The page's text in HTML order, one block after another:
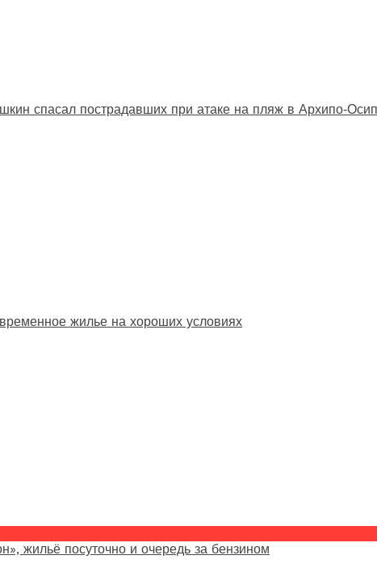
спасал пострадавших при атаке на пляж в
жилье на хороших условиях
жильё посуточно и очередь за бензином